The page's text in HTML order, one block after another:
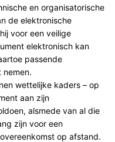
en organisatorische
de elektronische
voor een veilige
elektronisch kan
passende
nemen.
wettelijke kaders – op
aan zijn
alsmede van al die
zijn voor een
op afstand.